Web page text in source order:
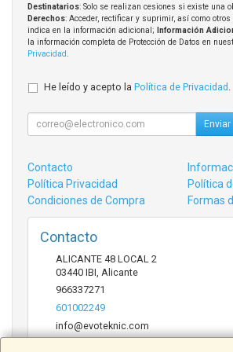
Destinatarios: Solo se realizan cesiones si existe una
Derechos: Acceder, rectificar y suprimir, así como otros
indica en la información adicional;
Información
la información completa de Protección de Datos en
Privacidad
He leído y acepto la Política de Privacidad
Enviar
Contacto
Política Privacidad
Política
Condiciones de Compra
Formas
Contacto
ALICANTE 48 LOCAL 2
03440 IBI Alicante
966337271
601002249
info@evoteknic.com